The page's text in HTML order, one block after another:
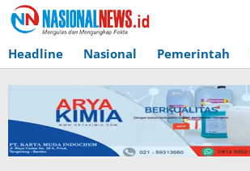
Lewati
ke
konten
Headline Nasional Pemerintah